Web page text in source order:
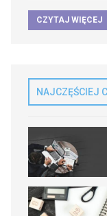
CZYTAJ WIĘCEJ
NAJCZĘŚCIEJ